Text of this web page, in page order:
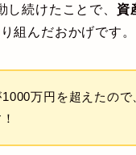
続けたことで、 資
組んだおかげです。
万円を超えたので